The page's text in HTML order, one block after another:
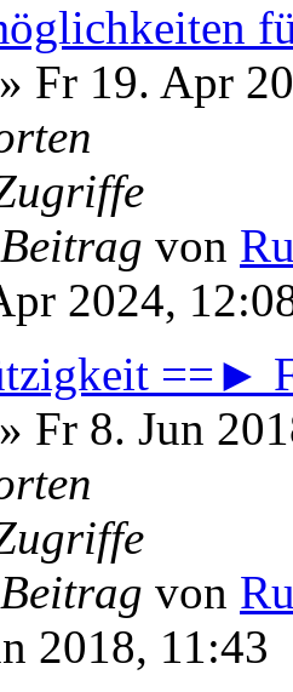
» Fr 19. Apr
von
2024,
==►
» Fr 8. Jun
von
2018, 11:43